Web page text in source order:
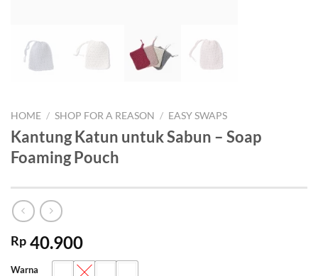
HOME / SHOP FOR A REASON / EASY SWAPS
Kantung Katun untuk Sabun – Soap
Foaming Pouch
Rp 40.900
Warna